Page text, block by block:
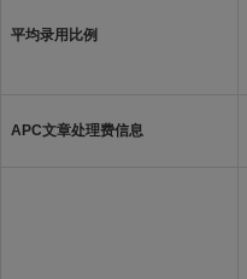
平均录用比例
APC文章处理费信息